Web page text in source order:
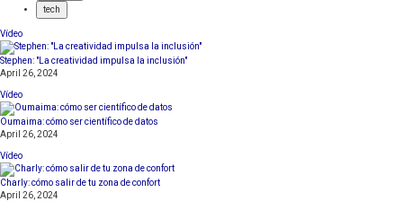
tech
Vídeo
Stephen: "La creatividad impulsa la inclusión"
April 26, 2024
Vídeo
Oumaima: cómo ser científico de datos
April 26, 2024
Vídeo
Charly: cómo salir de tu zona de confort
April 26, 2024